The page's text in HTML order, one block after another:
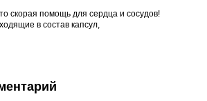
скорая помощь для сердца и сосудов!
в состав капсул,